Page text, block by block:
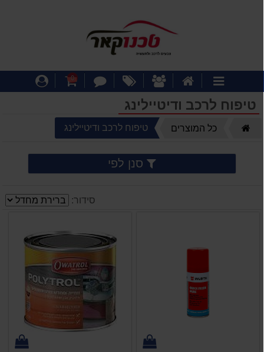
קטגוריותהבית
אודותינומבצעיםצור
עגלת
0
טיפוח לרכב ודיטיילינג
כל המוצרים טיפוח לרכב ודיטיילינג
סנן לפי
סידור: